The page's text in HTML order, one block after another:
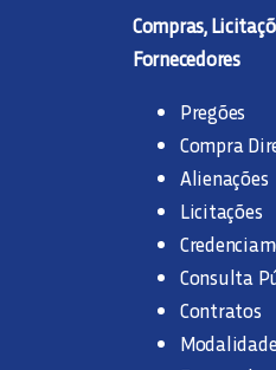
Compras,
Fornecedores
Pregões
Compra
Alienações
Licitações
Consulta
Contratos